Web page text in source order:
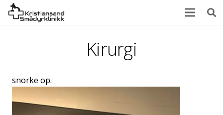
Kirurgi
snorke op.